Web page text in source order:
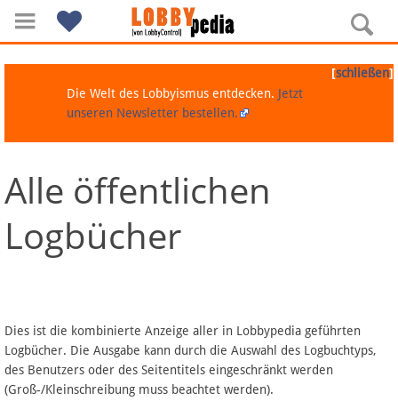
Navigation
Über Lobbypedia
Artikel nach Kategorien
FAQ
[schließen]
Die Welt des Lobbyismus entdecken. Jetzt
unseren Newsletter bestellen.
Alle öffentlichen
Logbücher
Dies ist die kombinierte Anzeige aller in Lobbypedia geführten
Logbücher. Die Ausgabe kann durch die Auswahl des Logbuchtyps,
des Benutzers oder des Seitentitels eingeschränkt werden
(Groß-/Kleinschreibung muss beachtet werden).